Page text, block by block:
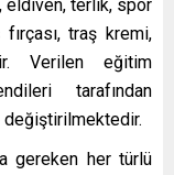
eldiven, terlik, spor
traş kremi,
Verilen eğitim
tarafından
değiştirilmektedir.
gereken her türlü